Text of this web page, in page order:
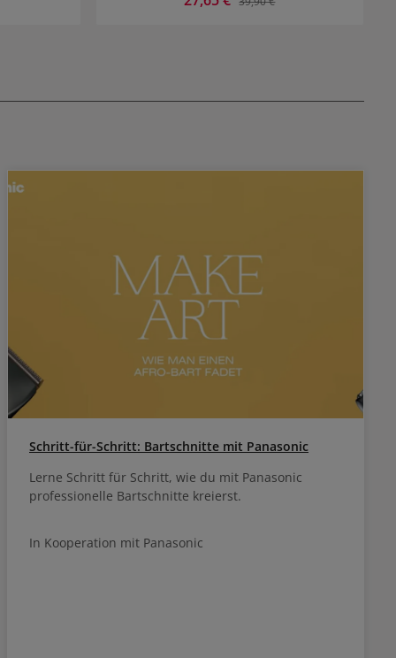
Schritt-für-Schritt: Bartschnitte mit Panasonic
Lerne Schritt für Schritt, wie du mit Panasonic
professionelle Bartschnitte kreierst.
In Kooperation mit Panasonic